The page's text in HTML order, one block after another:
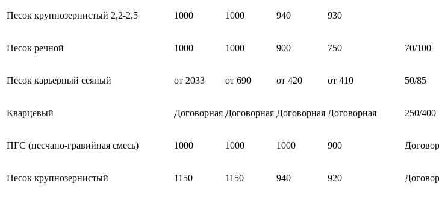
Песок крупнозернистый 2,2-2,5 1000 1000 940 930
Песок речной 1000 1000 900 750 70/100
Песок карьерный сеяный от 2033 от 690 от 420 от 410 50/85
Кварцевый Договорная Договорная Договорная Договорная 250/400
ПГС (песчано-гравийная смесь) 1000 1000 1000 900
Песок крупнозернистый 1150 1150 940 920